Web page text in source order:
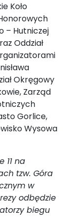
Koło
– Hutniczej
Oddział
Okręgowy
Zarząd
Gorlice,
Wysowa
11 na
tzw. Góra
w
odbędzie
biegu